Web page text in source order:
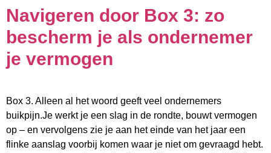
Navigeren door Box 3: zo
bescherm je als ondernemer
je vermogen
Box 3. Alleen al het woord geeft veel ondernemers
buikpijn.Je werkt je een slag in de rondte, bouwt vermogen
op – en vervolgens zie je aan het einde van het jaar een
flinke aanslag voorbij komen waar je niet om gevraagd hebt.